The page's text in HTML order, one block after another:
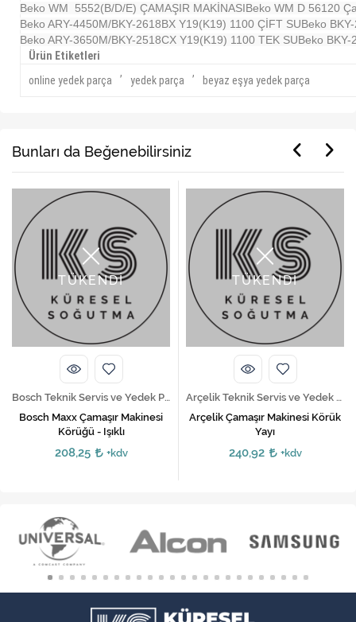
Beko WM 5552(B/D/E) ÇAMAŞIR MAKİNASIBeko WM D 56120
Beko ARY-4450M/BKY-2618BX Y19(K19) 1100 ÇİFT SUBeko
Beko ARY-3650M/BKY-2518CX Y19(K19) 1100 TEK SUBeko
Ürün Etiketleri
online yedek parça
,
yedek parça
,
beyaz eşya yedek parça
Bunları da Beğenebilirsiniz
TÜKENDİ
Bosch Teknik Servis ve Yedek Parça Hizmetleri
Bosch Maxx Çamaşır Makinesi
Körüğü - Işıklı
208,25 +kdv
TÜKENDİ
Arçelik Teknik Servis ve Yedek Parça Hizmetleri
Arçelik Çamaşır Makinesi Körük
Yayı
240,92 +kdv